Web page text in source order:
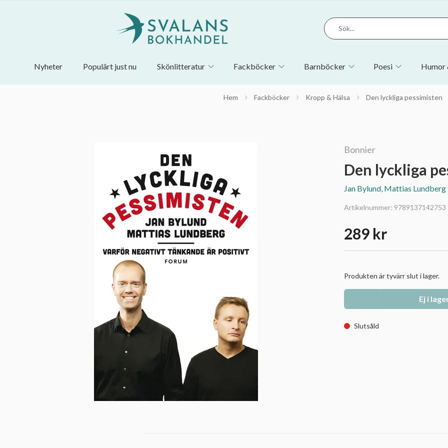
Nyheter Populärt just nu Skönlitteratur Fackböcker Barnböcker Poesi Humor
Hem Fackböcker Kropp & Hälsa Den lyckliga pessimisten
Bonnier
Den lyckliga
Jan Bylund, Mattias Lundberg
Artikelnummer: 9789137142753
289 kr
Produkten är tyvärr slut i lager.
Ej i
Slutsåld